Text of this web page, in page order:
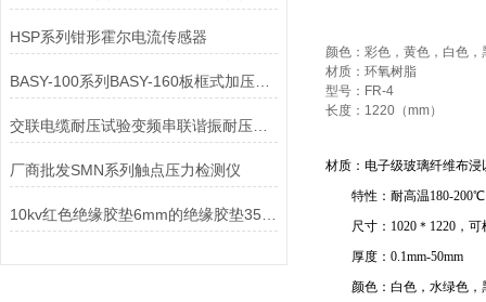
HSP系列钳形霍尔电流传感器
BASY-100系列BASY-160板框式加压滤油机
交联电缆耐压试验变频串联谐振耐压试验装置
厂商批发SMN系列触点压力检测仪
颜色：彩色，黄色，白色，
材质：环氧树脂
型号：FR-4
长度：1220（mm）
材质：电子级玻璃纤维布
特性：耐高温180-200℃
尺寸：1020＊1220，可
厚度：0.1mm-50mm
颜色：白色，水绿色，